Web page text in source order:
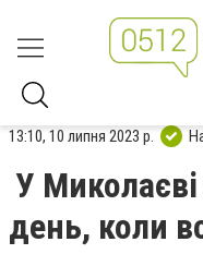
13:10, 10 липня 2023 р.
У Миколаєві
день, коли